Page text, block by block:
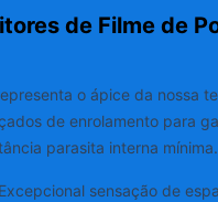
de Filme de
o ápice da nossa
de enrolamento para
parasita interna mínima.
Excepcional sensação de